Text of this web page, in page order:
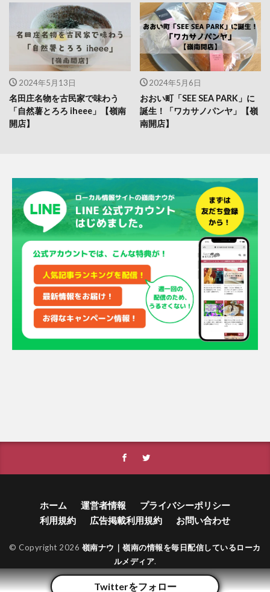
Twitterをフォロー
2024年5月13日
名田庄名物を古民家で味わう
「自然薯とろろ iheee」【嶺南
開店】
2024年5月6日
おおい町「SEE SEA PARK」に
誕生！「ワカサノパンヤ」【嶺
南開店】
ホーム 運営者情報
プライバシーポリシー
利用規約
広告掲載利用規約 お問い合わせ
© Copyright 2026 嶺南ナウ｜嶺南の情報を毎日配信しているローカ
ルメディア.